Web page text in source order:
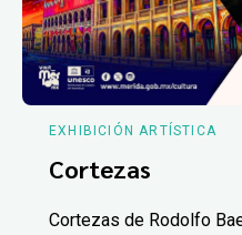
EXHIBICIÓN ARTÍSTICA
Cortezas
Cortezas de Rodolfo